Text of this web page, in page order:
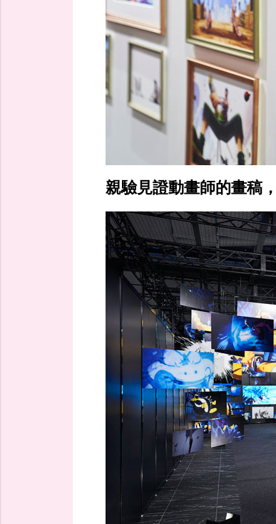
親驗見證動畫師的畫稿